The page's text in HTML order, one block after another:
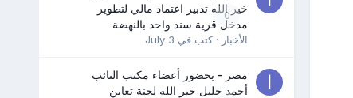
0
خير الله تدبير اعتماد مالي لتطوير
مدخل قرية سند واحد بالنهضة
الأخبار · كتب في July 3
مصر - بحضور أعضاء مكتب النائب
أحمد خليل خير الله لجنة تعاين